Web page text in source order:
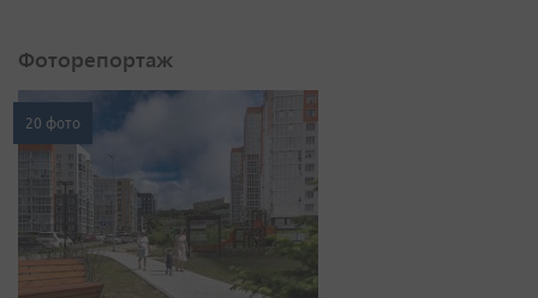
Фоторепортаж
20 фото